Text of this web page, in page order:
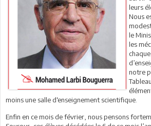
leurs
Nous
le
les
notre
moins une salle d‘enseignement scientifique.
Enfin en ce mois de février, nous pensons